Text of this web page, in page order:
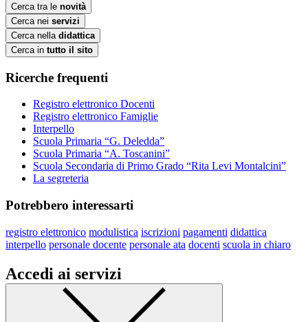
Cerca tra le novità
Cerca nei servizi
Cerca nella didattica
Cerca in tutto il sito
Ricerche frequenti
Registro elettronico Docenti
Registro elettronico Famiglie
Interpello
Scuola Primaria “G. Deledda”
Scuola Primaria “A. Toscanini”
Scuola Secondaria di Primo Grado “Rita Levi Montalcini”
La segreteria
Potrebbero interessarti
registro elettronico modulistica iscrizioni pagamenti didattica
interpello personale docente personale ata docenti scuola in chiaro
Accedi ai servizi